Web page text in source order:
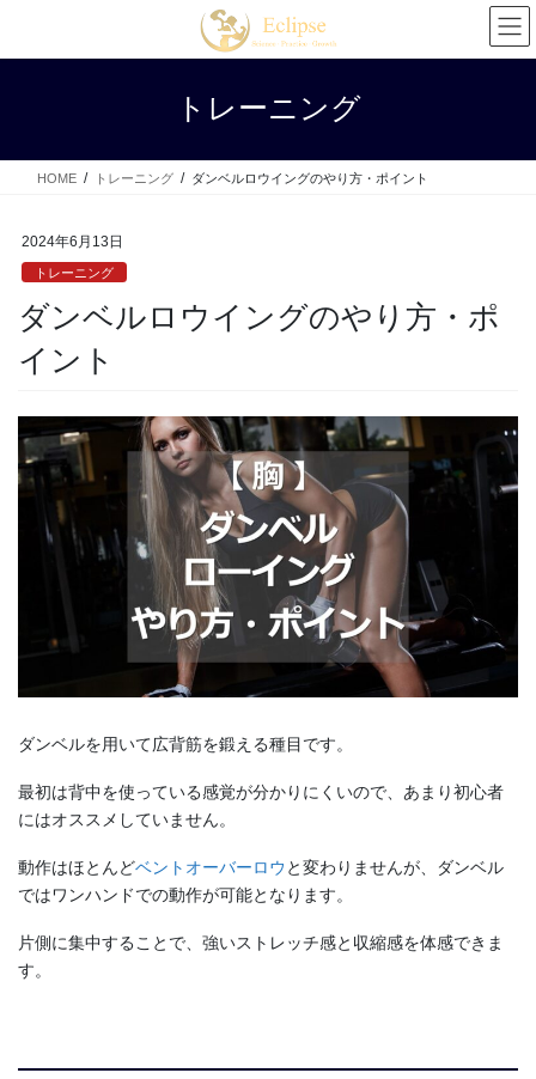
テ
ス
ゲ
ン
トレーニング
HOME トレーニング ダンベルロウイングのやり方・ポイント
2024年6月13日
トレーニング
ダンベルロウイングのやり方・ポ
イント
ダンベルを用いて広背筋を鍛える種目です。
最初は背中を使っている感覚が分かりにくいので、あまり初心者
にはオススメしていません。
動作はほとんどベントオーバーロウ と変わりませんが、ダンベル
ではワンハンドでの動作が可能となります。
片側に集中することで、強いストレッチ感と収縮感を体感できま
す。